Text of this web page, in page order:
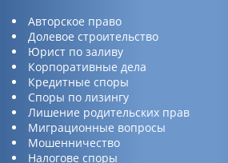
Авторское право
Долевое строительство
Юрист по заливу
Корпоративные дела
Кредитные споры
Споры по лизингу
Лишение родительских прав
Миграционные вопросы
Мошенничество
Налогове споры